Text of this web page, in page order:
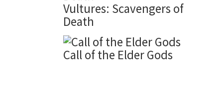
Vultures: Scavengers of
Death
Call of the Elder Gods